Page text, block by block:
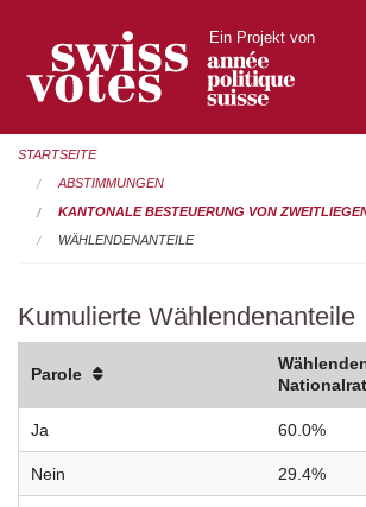
Ein Projekt von
STARTSEITE
ABSTIMMUNGEN
KANTONALE BESTEUERUNG VON
WÄHLENDENANTEILE
Kumulierte Wählendenanteile
Parole
Ja 60.0%
Nein 29.4%